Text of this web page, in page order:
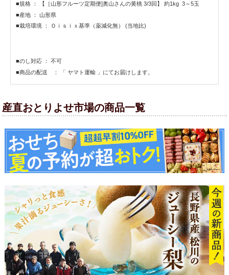
■規格 ： 【［山形フルーツ定期便]奥山さんの黄桃 3/3回】 約1kg 3～5玉
■産地 ： 山形県
■栽培環境 ： Ｏｉｓｉｘ基準（薬減化無） (当地比)
■のし対応 ： 不可
■商品の配送 ： 「 ヤマト運輸 」にてお届けします。
産直おとりよせ市場の商品一覧